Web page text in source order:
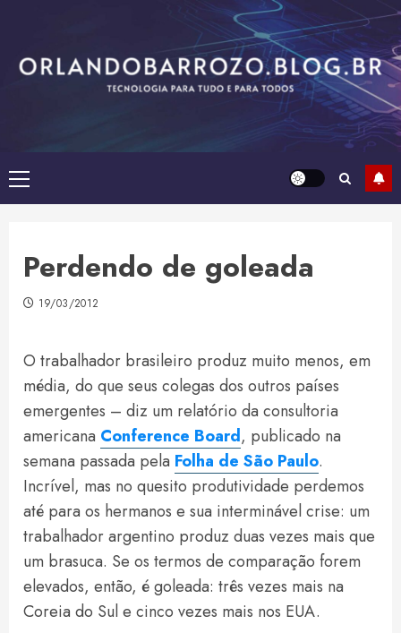
content
Primary
Menu
Perdendo de goleada
19/03/2012
O trabalhador brasileiro produz muito menos, em
média, do que seus colegas dos outros países
emergentes – diz um relatório da consultoria
americana Conference Board, publicado na
semana passada pela Folha de São Paulo.
Incrível, mas no quesito produtividade perdemos
até para os hermanos e sua interminável crise: um
trabalhador argentino produz duas vezes mais que
um brasuca. Se os termos de comparação forem
elevados, então, é goleada: três vezes mais na
Coreia do Sul e cinco vezes mais nos EUA.